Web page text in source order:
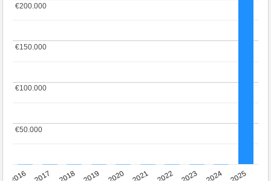
2016 2017 2018 2019 2020 2021 2022 2023 2024 2025
€50.000
€50.000
€100.000
€100.000
€150.000
€150.000
€200.000
€200.000